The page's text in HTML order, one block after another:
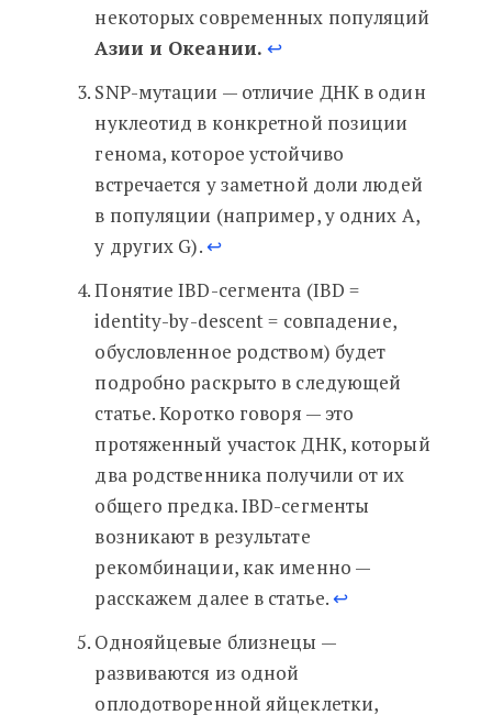
некоторых современных популяций
Азии и Океании. ↩︎
SNP-мутации — отличие ДНК в один
нуклеотид в конкретной позиции
генома, которое устойчиво
встречается у заметной доли людей
в популяции (например, у одних A,
у других G).↩︎
Понятие IBD-сегмента (IBD =
identity-by-descent = совпадение,
обусловленное родством) будет
подробно раскрыто в следующей
статье. Коротко говоря — это
протяженный участок ДНК, который
два родственника получили от их
общего предка. IBD-сегменты
возникают в результате
рекомбинации, как именно —
расскажем далее в статье.↩︎
Однояйцевые близнецы —
развиваются из одной
оплодотворенной яйцеклетки,